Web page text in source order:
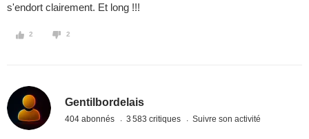
s'endort clairement. Et long !!!
2 2
Gentilbordelais
404 abonnés 3 583 critiques Suivre son activité